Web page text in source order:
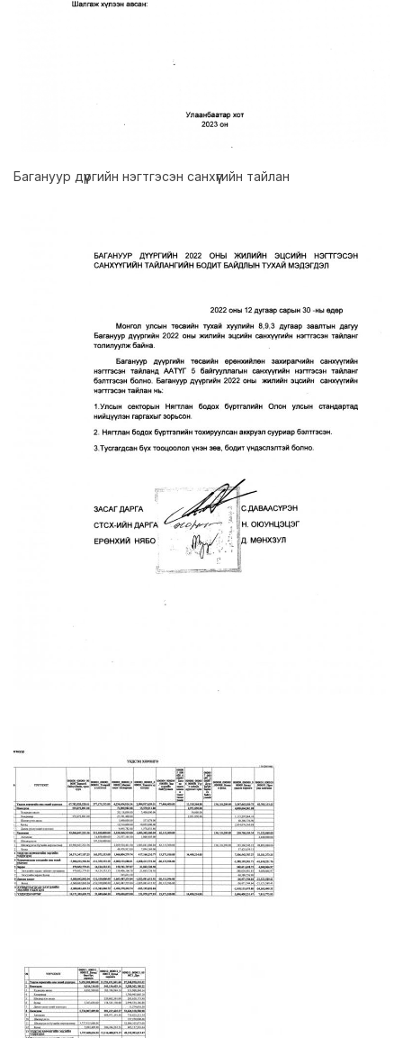
Багануур дүүргийн нэгтгэсэн санхүүгийн тайлан